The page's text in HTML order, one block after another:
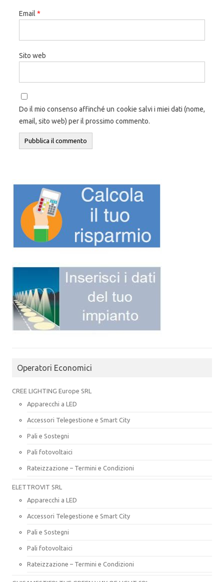
Email *
Sito web
Do il mio consenso affinché un cookie salvi i miei dati (nome,
email, sito web) per il prossimo commento.
Operatori Economici
CREE LIGHTING Europe SRL
Apparecchi a LED
Accessori Telegestione e Smart City
Pali e Sostegni
Pali fotovoltaici
Rateizzazione – Termini e Condizioni
ELETTROVIT SRL
Apparecchi a LED
Accessori Telegestione e Smart City
Pali e Sostegni
Pali fotovoltaici
Rateizzazione – Termini e Condizioni